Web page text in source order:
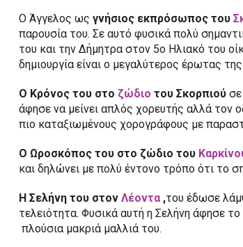
Ο Άγγελος ως γνήσιος εκπρόσωπος του
παρουσία του. Σε αυτό φυσικά πολύ
του και την Δήμητρα στον 5ο Ηλιακό του
δημιουργία είναι ο μεγαλύτερος έρωτας
Ο Κρόνος του στο ζώδιο του Σκορπιού
άφησε να μείνει απλός χορευτής αλλά τον
πιο καταξιωμένους χορογράφους με
Ο Ωροσκόπος του στο ζώδιο του
και δηλώνει με πολύ έντονο τρόπο ότι το
Η Σελήνη του στον Λέοντα ,του έδωσε
τελειότητα. Φυσικά αυτή η Σελήνη άφησε
πλούσια μακριά μαλλιά του.